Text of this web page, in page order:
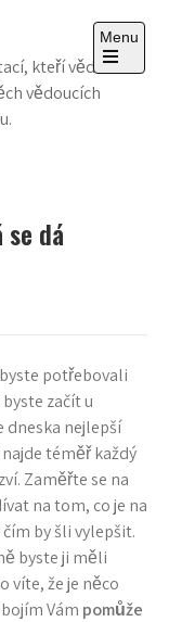
kteří vědí
vědoucích
Menu
Open
the
dá
potřebovali
začít u
dneska nejlepší
téměř každý
Zaměřte se na
na tom, co je na
by šli vylepšit.
byste ji měli
víte, že je něco
Vám pomůže